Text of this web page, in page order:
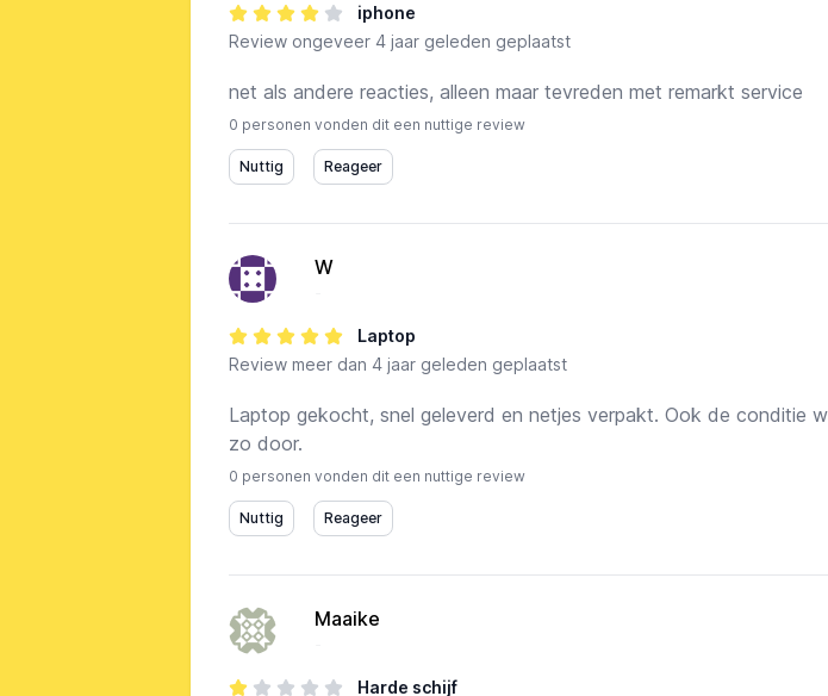
iphone
Review ongeveer 4 jaar geleden geplaatst
net als andere reacties, alleen maar tevreden met remarkt service
0 personen vonden dit een nuttige review
W
Laptop
Review meer dan 4 jaar geleden geplaatst
Laptop gekocht, snel geleverd en netjes verpakt. Ook de conditie
zo door.
0 personen vonden dit een nuttige review
Maaike
Harde schijf